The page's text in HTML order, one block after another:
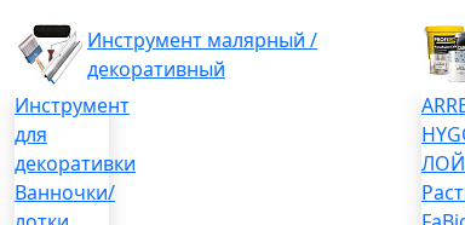
Инструмент малярный /
декоративный
Инструмент
для
декоративки
Ванночки/